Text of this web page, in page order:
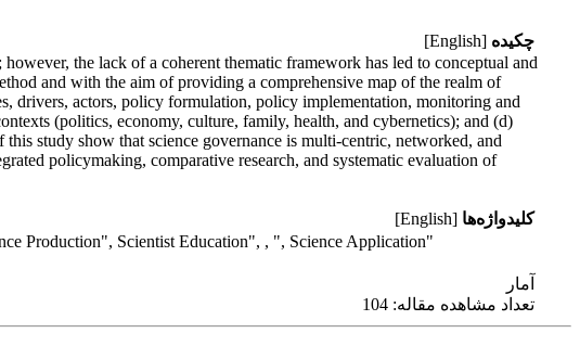
چکیده [English]
the lack of a coherent thematic framework has led to conceptual and
and with the aim of providing a comprehensive map of the realm of
drivers, actors, policy formulation, policy implementation, monitoring and
(politics, economy, culture, family, health, and cybernetics); and (d)
study show that science governance is multi-centric, networked, and
policymaking, comparative research, and systematic evaluation of
کلیدواژه‌ها [English]
Production", Scientist Education", , ", Science Application"
آمار
تعداد مشاهده مقاله: 104